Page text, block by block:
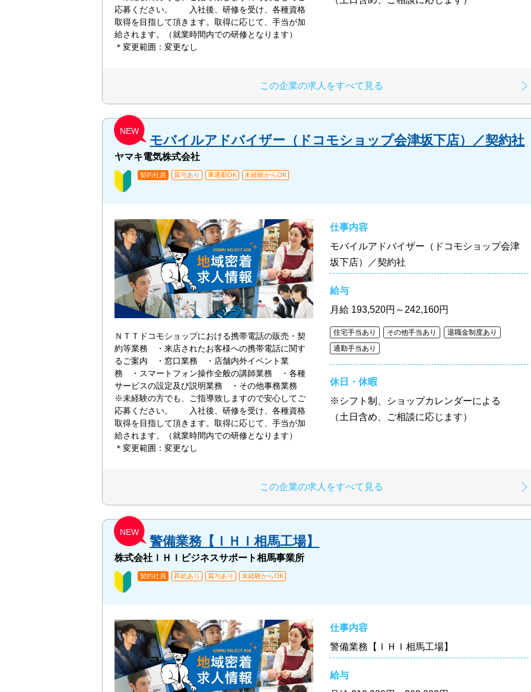
応募ください。 入社後、研修を受け、各種資格
取得を目指して頂きます。取得に応じて、手当が加
給されます。（就業時間内での研修となります）
＊変更範囲：変更なし
この企業の求人をすべて見る
NEW
モバイルアドバイザー（ドコモショップ会津坂下店）／契約社
ヤマキ電気株式会社
契約社員 賞与あり 車通勤OK 未経験からOK
ＮＴＴドコモショップにおける携帯電話の販売・契
約等業務 ・来店されたお客様への携帯電話に関す
るご案内 ・窓口業務 ・店舗内外イベント業
務 ・スマートフォン操作全般の講師業務 ・各種
サービスの設定及び説明業務 ・その他事務業務
※未経験の方でも、ご指導致しますので安心してご
応募ください。 入社後、研修を受け、各種資格
取得を目指して頂きます。取得に応じて、手当が加
給されます。（就業時間内での研修となります）
＊変更範囲：変更なし
仕事内容
モバイルアドバイザー（ドコモショップ会津
坂下店）／契約社
給与
月給 193,520円～242,160円
住宅手当あり その他手当あり
退職金制度あり
通勤手当あり
休日・休暇
※シフト制、ショップカレンダーによる
（土日含め、ご相談に応じます）
この企業の求人をすべて見る
NEW
警備業務【ＩＨＩ相馬工場】
株式会社ＩＨＩビジネスサポート相馬事業所
契約社員 昇給あり 賞与あり 未経験からOK
仕事内容
警備業務【ＩＨＩ相馬工場】
給与